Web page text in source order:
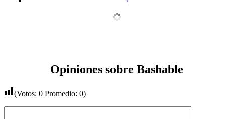
Opiniones sobre Bashable
(Votos: 0 Promedio: 0)